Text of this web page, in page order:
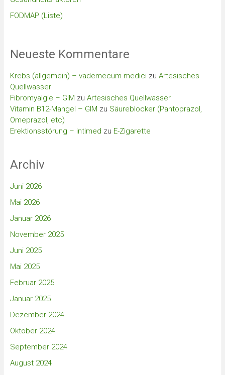
FODMAP (Liste)
Neueste Kommentare
Krebs (allgemein) – vademecum medicizu Artesisches
Quellwasser
Fibromyalgie – GIM zu Artesisches Quellwasser
Vitamin B12-Mangel – GIM zu Säureblocker (Pantoprazol,
Omeprazol, etc)
Erektionsstörung – intimed zu E-Zigarette
Archiv
Juni 2026
Mai 2026
Januar 2026
November 2025
Juni 2025
Mai 2025
Februar 2025
Januar 2025
Dezember 2024
Oktober 2024
September 2024
August 2024